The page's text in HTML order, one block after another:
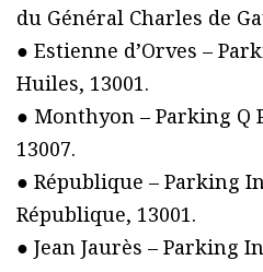
du Général Charles de
● Estienne d’Orves –
Huiles, 13001.
● Monthyon – Parking Q
13007.
● République – Parking
République, 13001.
● Jean Jaurès – Parking